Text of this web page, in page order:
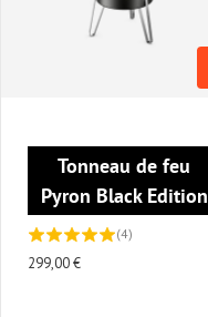
Tonneau de feu
Pyron Black Edition
(4)
299,00 €